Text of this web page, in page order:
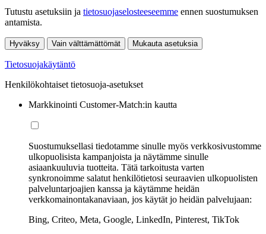
Tutustu asetuksiin ja tietosuojaselosteeseemme ennen suostumuksen
antamista.
Hyväksy Vain välttämättömät Mukauta asetuksia
Tietosuojakäytäntö
Henkilökohtaiset tietosuoja-asetukset
Markkinointi Customer-Match:in kautta
Suostumuksellasi tiedotamme sinulle myös verkkosivustomme
ulkopuolisista kampanjoista ja näytämme sinulle
asiaankuuluvia tuotteita. Tätä tarkoitusta varten
synkronoimme salatut henkilötietosi seuraavien ulkopuolisten
palveluntarjoajien kanssa ja käytämme heidän
verkkomainontakanaviaan, jos käytät jo heidän palvelujaan:
Bing, Criteo, Meta, Google, LinkedIn, Pinterest, TikTok